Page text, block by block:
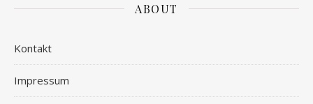
ABOUT
Kontakt
Impressum